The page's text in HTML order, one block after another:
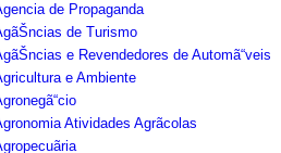
de Propaganda
de Turismo
e Revendedores de Automã“veis
e Ambiente
Atividades Agrãcolas